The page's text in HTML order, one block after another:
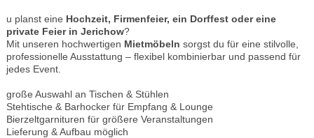
u planst eine Hochzeit, Firmenfeier, ein Dorffest oder eine
private Feier in Jerichow?
Mit unseren hochwertigen Mietmöbeln sorgst du für eine stilvolle,
professionelle Ausstattung – flexibel kombinierbar und passend für
jedes Event.
große Auswahl an Tischen & Stühlen
Stehtische & Barhocker für Empfang & Lounge
Bierzeltgarnituren für größere Veranstaltungen
Lieferung & Aufbau möglich